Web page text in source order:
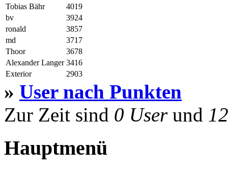
Tobias Bähr
4019
bv
3924
ronald
3857
md
3717
Thoor
3678
Alexander Langer 3416
Exterior
2903
» User nach Punkten
Zur Zeit sind 0 Userund
Hauptmenü